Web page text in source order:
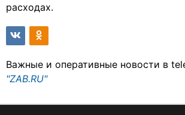
расходах.
Важные и оперативные новости в
"ZAB.RU"